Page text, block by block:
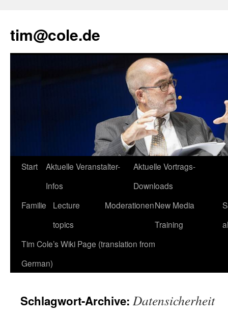
tim@cole.de
Start
Aktuelle Veranstalter-
Infos
Aktuelle Vortrags-
Downloads
Familie
Lecture
topics
ModerationenNew Media
Training
Tim Cole’s Wiki Page (translation from
German)
Schlagwort-Archive: Datensicherheit